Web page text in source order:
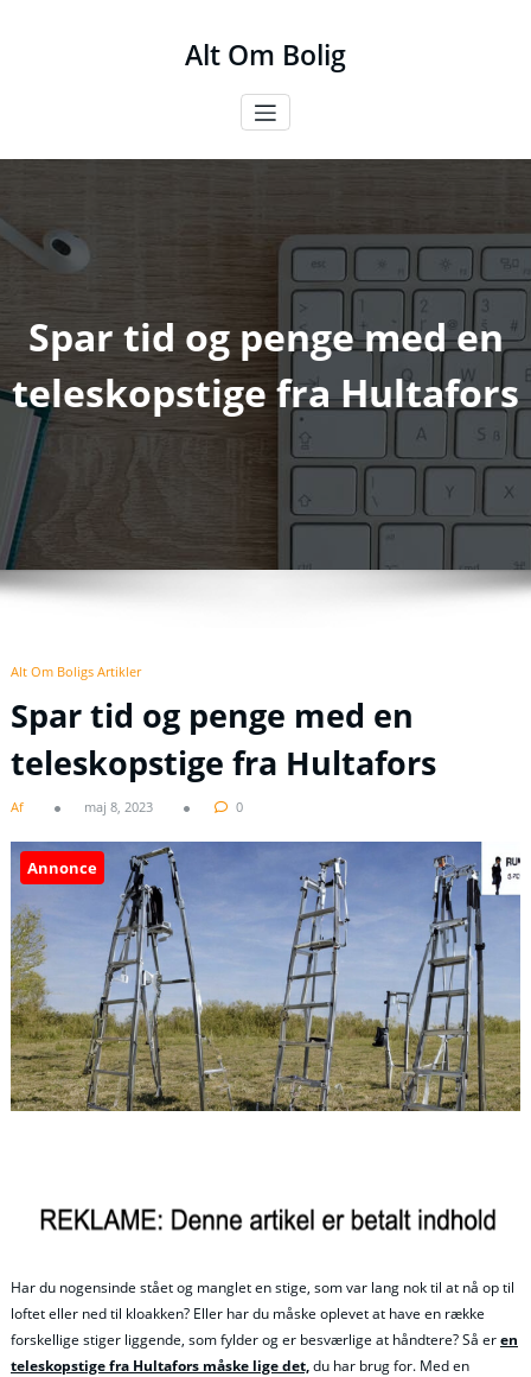
Alt Om Bolig
Spar tid og penge med en
teleskopstige fra Hultafors
Alt Om Boligs Artikler
Spar tid og penge med en
teleskopstige fra Hultafors
Af maj 8, 2023 0
Annonce
Har du nogensinde stået og manglet en stige, som var lang nok til at nå op til
loftet eller ned til kloakken? Eller har du måske oplevet at have en række
forskellige stiger liggende, som fylder og er besværlige at håndtere? Så eren
teleskopstige fra Hultafors måske lige det,du har brug for. Med en